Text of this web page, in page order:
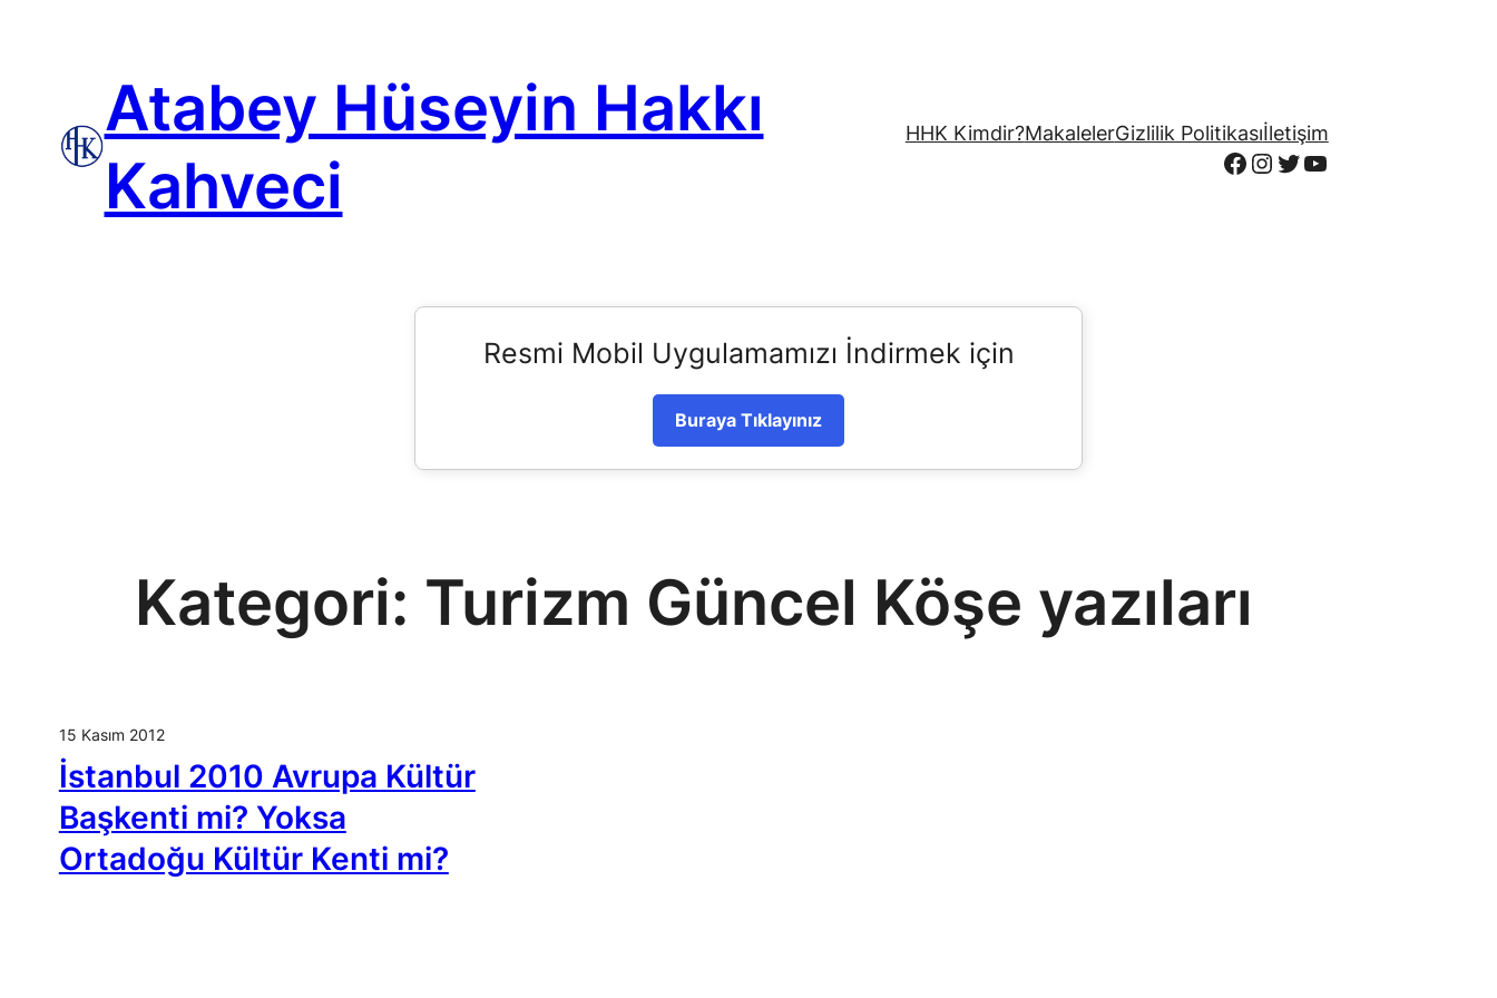
Atabey Hüseyin Hakkı
Kahveci
HHK Kimdir?MakalelerGizlilik Politikasıİletişim
Facebook
Instagram
Twitter
YouTube
Resmi Mobil Uygulamamızı İndirmek için
Buraya Tıklayınız
Kategori: Turizm Güncel Köşe yazıları
15 Kasım 2012
İstanbul 2010 Avrupa Kültür
Başkenti mi? Yoksa
Ortadoğu Kültür Kenti mi?